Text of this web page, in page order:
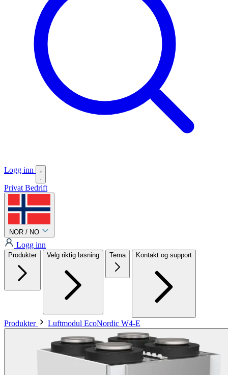
Logg inn
Privat Bedrift
NOR / NO
Logg inn
Produkter Velg riktig løsning Tema Kontakt og support
Produkter Luftmodul EcoNordic W4-E